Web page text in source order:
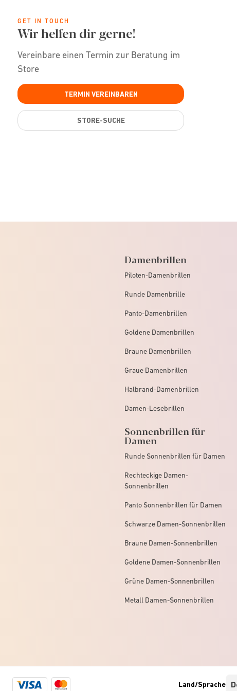
GET IN TOUCH
Wir helfen dir gerne!
Vereinbare einen Termin zur Beratung im
Store
TERMIN VEREINBAREN
STORE-SUCHE
Damenbrillen
Piloten-Damenbrillen
Runde Damenbrille
Panto-Damenbrillen
Goldene Damenbrillen
Braune Damenbrillen
Graue Damenbrillen
Halbrand-Damenbrillen
Damen-Lesebrillen
Sonnenbrillen für
Damen
Runde Sonnenbrillen für Damen
Rechteckige Damen-
Sonnenbrillen
Panto Sonnenbrillen für Damen
Schwarze Damen-Sonnenbrillen
Braune Damen-Sonnenbrillen
Goldene Damen-Sonnenbrillen
Grüne Damen-Sonnenbrillen
Metall Damen-Sonnenbrillen
Visa
Mastercard
Land/Sprache